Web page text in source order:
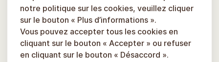
notre politique sur les cookies, veuillez cliquer
sur le bouton « Plus d’informations ».
Vous pouvez accepter tous les cookies en
cliquant sur le bouton « Accepter » ou refuser
en cliquant sur le bouton « Désaccord ».